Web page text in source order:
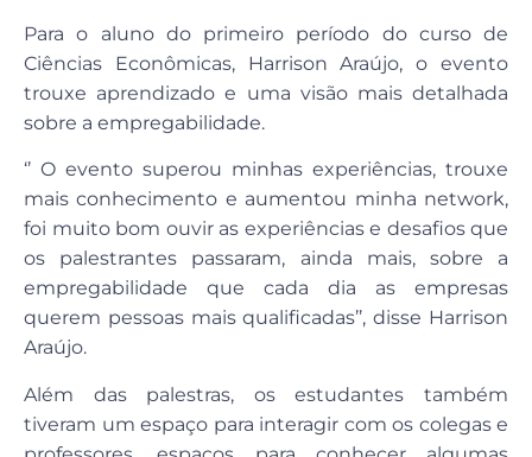
Para o aluno do primeiro período do curso de
Ciências Econômicas, Harrison Araújo, o evento
trouxe aprendizado e uma visão mais detalhada
sobre a empregabilidade.
‘’ O evento superou minhas experiências, trouxe
mais conhecimento e aumentou minha network,
foi muito bom ouvir as experiências e desafios que
os palestrantes passaram, ainda mais, sobre a
empregabilidade que cada dia as empresas
querem pessoas mais qualificadas’’, disse Harrison
Araújo.
Além das palestras, os estudantes também
tiveram um espaço para interagir com os colegas e